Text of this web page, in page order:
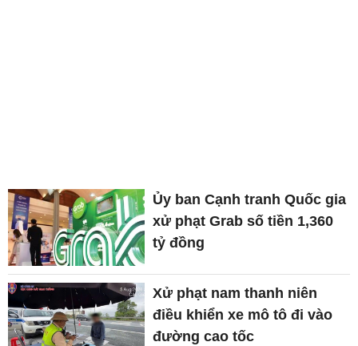
Ủy ban Cạnh tranh Quốc gia
xử phạt Grab số tiền 1,360
tỷ đồng
Xử phạt nam thanh niên
điều khiển xe mô tô đi vào
đường cao tốc